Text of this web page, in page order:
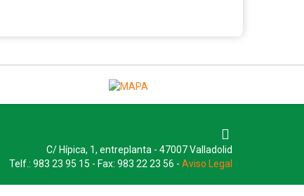
C/ Hípica, 1, entreplanta - 47007 Valladolid
Telf.: 983 23 95 15 - Fax: 983 22 23 56 - Aviso Legal